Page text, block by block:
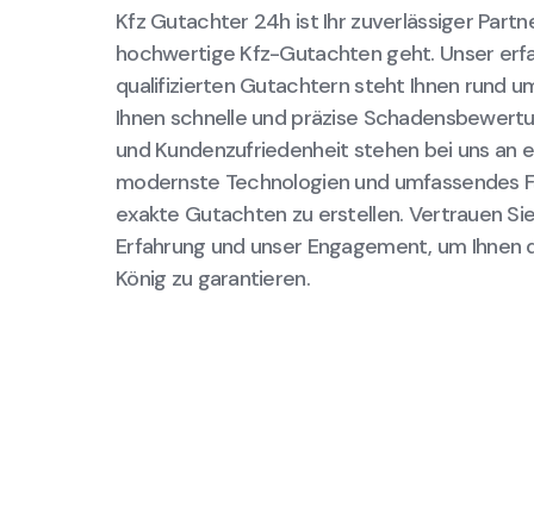
Kfz Gutachter 24h ist Ihr zuverlässiger
hochwertige Kfz-Gutachten geht. Unser
qualifizierten Gutachtern steht Ihnen rund
Ihnen schnelle und präzise
und Kundenzufriedenheit stehen bei uns an
modernste Technologien und umfassendes
exakte Gutachten zu erstellen. Vertrauen
Erfahrung und unser Engagement, um
König zu garantieren.